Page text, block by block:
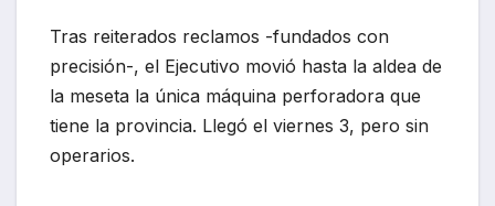
Tras reiterados reclamos -fundados con
precisión-, el Ejecutivo movió hasta la aldea de
la meseta la única máquina perforadora que
tiene la provincia. Llegó el viernes 3, pero sin
operarios.